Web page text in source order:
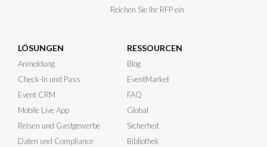
Reichen Sie Ihr RFP ein
LÖSUNGEN
Anmeldung
Check-In und Pass
Event CRM
Mobile Live App
Reisen und Gastgewerbe
Daten und Compliance
RESSOURCEN
Blog
EventMarket
FAQ
Global
Sicherheit
Bibliothek